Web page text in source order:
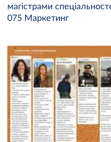
магістрами
075 Маркетинг